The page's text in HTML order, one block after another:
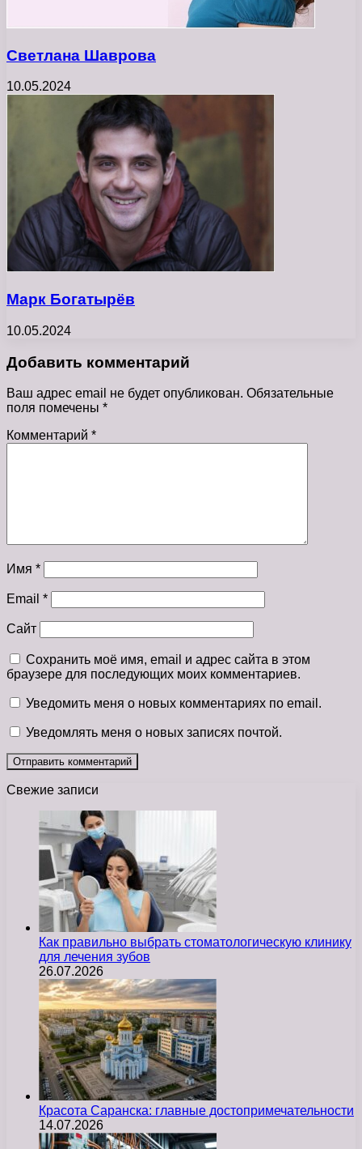
Светлана Шаврова
10.05.2024
Марк Богатырёв
10.05.2024
Добавить комментарий
Ваш адрес email не будет опубликован. Обязательные
поля помечены *
Комментарий *
Имя *
Email *
Сайт
Сохранить моё имя, email и адрес сайта в этом
браузере для последующих моих комментариев.
Уведомить меня о новых комментариях по email.
Уведомлять меня о новых записях почтой.
Свежие записи
Как правильно выбрать стоматологическую клинику
для лечения зубов
26.07.2026
Красота Саранска: главные достопримечательности
14.07.2026